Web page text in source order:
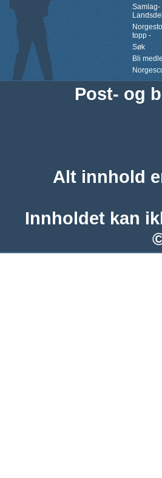
Samlag-
topp -
Søk
Bli
Post- og
Alt innhold
Innholdet kan